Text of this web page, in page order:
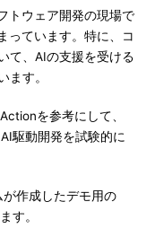
トウェア開発の現場で
っています。特に、コ
て、AIの支援を受ける
ます。
を参考にして、
駆動開発を試験的に
作成したデモ用の
す。